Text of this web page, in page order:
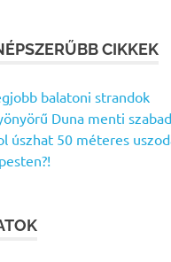
CIKKEK
balatoni strandok
Duna menti
úszhat 50 méteres